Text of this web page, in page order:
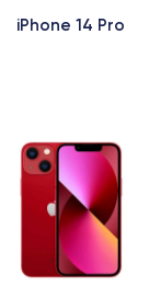
iPhone 14 Pro